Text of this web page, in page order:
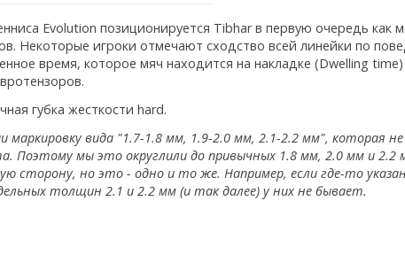
Evolution позиционируется Tibhar в первую очередь
Некоторые игроки отмечают сходство всей линейки по
время, которое мяч находится на накладке (Dwelling
губка жесткости hard.
маркировку вида "1.7-1.8 мм, 1.9-2.0 мм, 2.1-2.2 мм", которая
Поэтому мы это округлили до привычных 1.8 мм, 2.0 мм и 2.2
сторону, но это - одно и то же. Например, если где-то
толщин 2.1 и 2.2 мм (и так далее) у них не бывает.